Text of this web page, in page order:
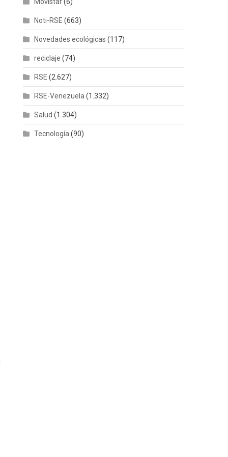
Noti-RSE (663)
Novedades ecológicas (117)
reciclaje (74)
RSE (2.627)
RSE-Venezuela (1.332)
Salud (1.304)
Tecnología (90)